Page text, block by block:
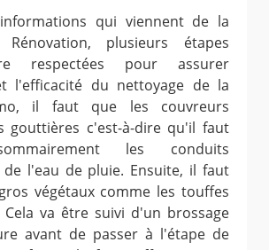
qui viennent de la
plusieurs étapes
respectées pour assurer
l'efficacité du nettoyage de la
il faut que les couvreurs
gouttières c'est-à-dire qu'il faut
les conduits
de l'eau de pluie. Ensuite, il faut
végétaux comme les touffes
Cela va être suivi d'un brossage
avant de passer à l'étape de